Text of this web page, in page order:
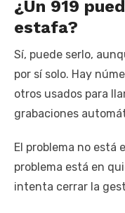
¿Un 919
estafa?
Sí, puede serlo,
por sí solo. Hay
otros usados para
grabaciones
El problema no está
problema está en
intenta cerrar la